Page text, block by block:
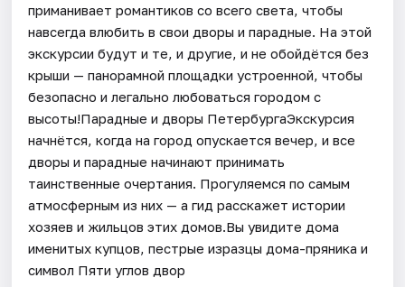
приманивает романтиков со всего света, чтобы
навсегда влюбить в свои дворы и парадные. На этой
экскурсии будут и те, и другие, и не обойдётся без
крыши — панорамной площадки устроенной, чтобы
безопасно и легально любоваться городом с
высоты!Парадные и дворы ПетербургаЭкскурсия
начнётся, когда на город опускается вечер, и все
дворы и парадные начинают принимать
таинственные очертания. Прогуляемся по самым
атмосферным из них — а гид расскажет истории
хозяев и жильцов этих домов.Вы увидите дома
именитых купцов, пестрые изразцы дома-пряника и
символ Пяти углов двор